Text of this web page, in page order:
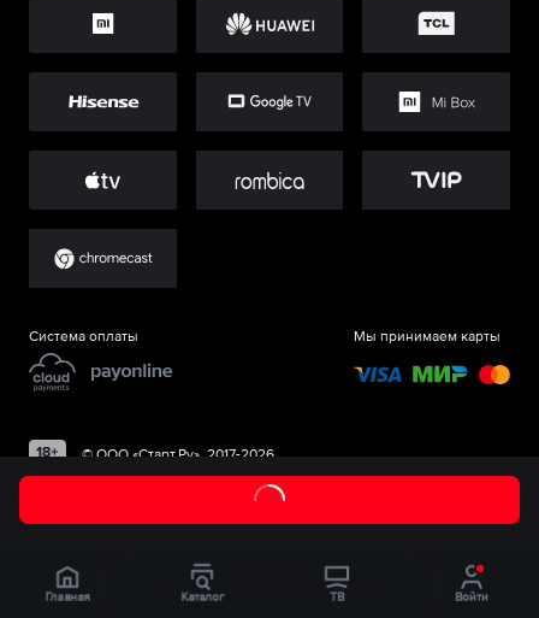
Система оплаты Мы принимаем карты
©ООО «Старт.Ру», 2017-2026
Главная Каталог ТВ Войти